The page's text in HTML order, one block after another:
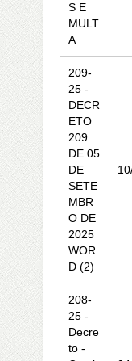
S E
MULT
A
209-
25 -
DECR
ETO
209
DE 05
DE
SETE
MBR
O DE
2025
WOR
D (2)
208-
25 -
Decre
to -